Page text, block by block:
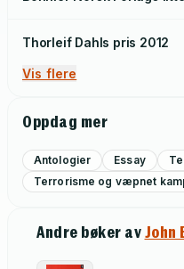
Thorleif Dahls pris 2012
Vis flere
Oppdag mer
Antologier Essay
Terrorisme og væpnet
Andre bøker avJohn